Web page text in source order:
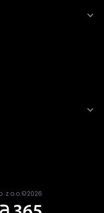
z o.o.©2026